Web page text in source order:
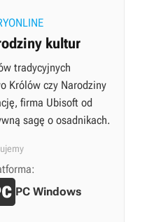
kultur
tradycyjnych
Królów czy Narodziny
firma Ubisoft od
sagę o osadnikach.
PC Windows